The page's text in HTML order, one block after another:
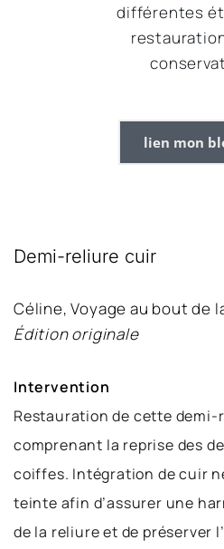
différentes
lien mon
Demi-reliure cuir
Céline, Voyage au bout de
Édition originale
Intervention
Restauration de cette
comprenant la reprise des
coiffes. Intégration de cuir
teinte afin d’assurer une
de la reliure et de préserver